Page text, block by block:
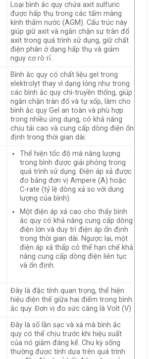
Loại bình ắc quy chứa axit sulfuric
được hấp thụ trong các tấm màng
kính thấm nước (AGM). Cấu trúc này
giúp giữ axit và ngăn chặn sự tràn đổ
axit trong quá trình sử dụng, giữ chất
điện phân ở dạng hấp thụ và giảm
nguy cơ rò rỉ.
Bình ắc quy có chất liệu gel trong
elektrolyt thay vì dạng lỏng như trong
các bình ắc quy chì-truyền thống, giúp
ngăn chặn tràn đổ và tự xốp, làm cho
bình ắc quy Gel an toàn và phù hợp
trong nhiều ứng dụng, có khả năng
chịu tải cao và cung cấp dòng điện ổn
định trong thời gian dài.
Thể hiện tốc độ mà năng lượng
trong bình được giải phóng trong
quá trình sử dụng. Điện áp xả được
đo bằng đơn vị Ampere (A) hoặc
C-rate (tỷ lệ dòng xả so với dung
lượng của bình).
Một điện áp xả cao cho thấy bình
ắc quy có khả năng cung cấp dòng
điện lớn và duy trì điện áp ổn định
trong thời gian dài. Ngược lại, một
điện áp xả thấp có thể hạn chế khả
năng cung cấp dòng điện liên tục
và ổn định.
Đây là đặc tính quan trọng, thể hiện
hiệu điện thế giữa hai điểm trong bình
ắc quy. Đơn vị đo sức căng là Volt (V)
Đây là số lần sạc và xả mà bình ắc
quy có thể chịu trước khi hiệu suất
của nó giảm đáng kể. Chu kỳ sống
thường được tính dựa trên quá trình